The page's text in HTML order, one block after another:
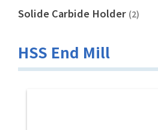
Solide Carbide Holder (2)
HSS End Mill